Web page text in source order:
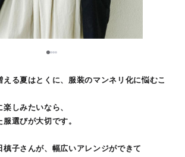
123
える夏はとくに、服装のマンネリ化に悩むこ
しみたいなら、
選びが大切です。
槙子さんが、幅広いアレンジができて